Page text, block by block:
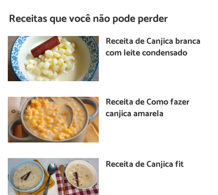
Receitas que você não pode perder
Receita de Canjica branca
com leite condensado
Receita de Como fazer
canjica amarela
Receita de Canjica fit